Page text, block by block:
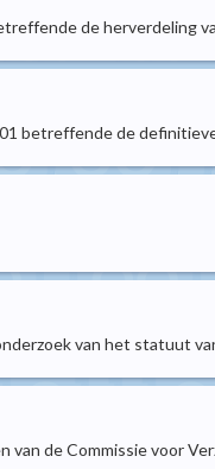
de herverdeling
betreffende de
van het statuut
de Commissie voor